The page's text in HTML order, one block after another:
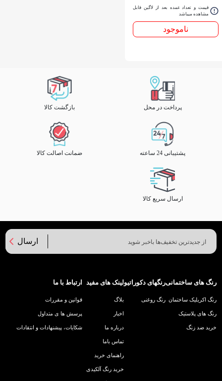
كوارتقیمت و تعداد عمده بعد از لاگین قابل
مشاهده میباشد
ناموجود
پرداخت در محل بازگشت کالا
پشتیبانی 24 ساعته ضمانت اصالت کالا
ارسال سریع کالا
ارسال
رنگ های ساختمانی
رنگ اکریلیک ساختمان
رنگ های پلاستیک
خرید ضد زنگ
رنگهای دکوراتیو
رنگ روغنی
لینک های مفید
بلاگ
اخبار
درباره ما
تماس باما
راهنمای خرید
خرید رنگ آلکیدی
ارتباط با ما
قوانین و مقررات
پرسش ها ی متداول
شکایات، پیشنهادات و انتقادات